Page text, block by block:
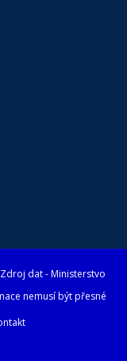
dat -Ministerstvo
nemusí být přesné